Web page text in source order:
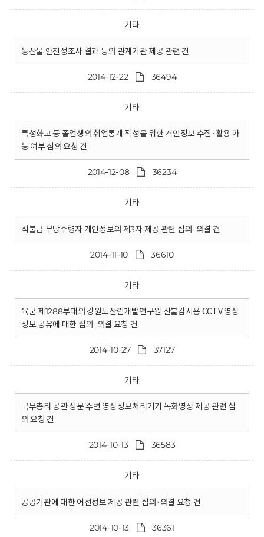
기타
농산물 안전성조사 결과 등의 관계기관 제공 관련 건
2014-12-22 36494
기타
특성화고 등 졸업생의 취업통계 작성을 위한 개인정보 수집·활용 가
능 여부 심의 요청 건
2014-12-08 36234
기타
직불금 부당수령자 개인정보의 제3자 제공 관련 심의·의결 건
2014-11-10 36610
기타
육군 제1288부대의 강원도산림개발연구원 산불감시용 CCTV 영상
정보 공유에 대한 심의·의결 요청 건
2014-10-27 37127
기타
국무총리 공관 정문 주변 영상정보처리기기 녹화영상 제공 관련 심
의 요청 건
2014-10-13 36583
기타
공공기관에 대한 어선정보 제공 관련 심의·의결 요청 건
2014-10-13 36361